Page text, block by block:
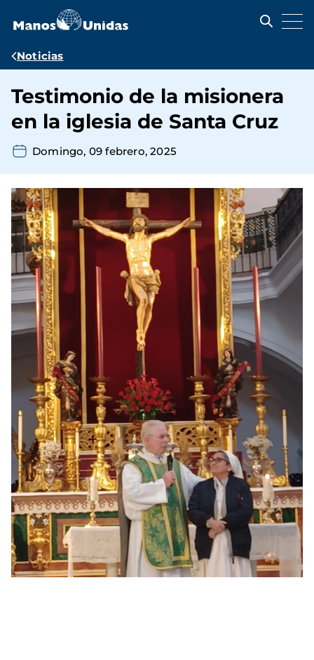
contenido
Ruta
navegación
Noticias
Testimonio de la misionera
en la iglesia de Santa Cruz
Domingo, 09 febrero, 2025